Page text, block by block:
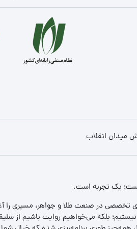
میدان انقلاب
یک تجربه‌ است.
بلکه می‌خواهیم روایت باشیم از